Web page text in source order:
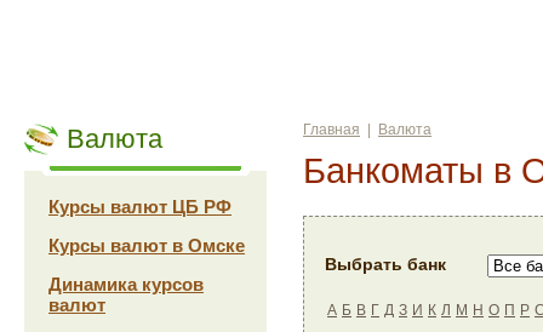
Валюта
Курсы валют ЦБ РФ
Курсы валют в Омске
Динамика курсов
валют
Главная Валюта
Банкоматы в
Выбрать банк
А Б В Г Д З И К Л М Н О П Р